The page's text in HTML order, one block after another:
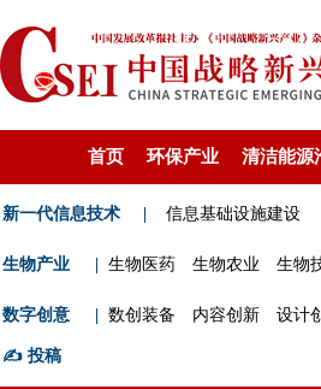
首页 环保产业 清洁能源
新一代信息技术 信息基础设施建设
生物产业 生物医药 生物农业 生物
数字创意 数创装备 内容创新 设计
✍️ 投稿